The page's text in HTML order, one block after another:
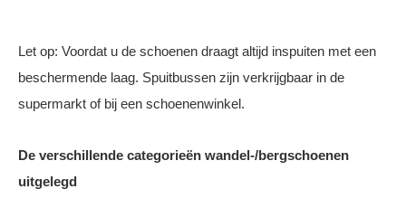
Let op: Voordat u de schoenen draagt altijd inspuiten met een
beschermende laag. Spuitbussen zijn verkrijgbaar in de
supermarkt of bij een schoenenwinkel.
De verschillende categorieën wandel-/bergschoenen
uitgelegd